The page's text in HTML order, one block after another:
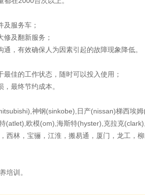
服务车；
及翻新服务；
，有效确保人为因素引起的故障现象降低。
佳的工作状态，随时可以投入使用；
最终节约成本。
神钢(sinkobe),日产(nissan)梯西埃
(atlet),欧模(om),海斯特(hyster),克拉克
西林，宝骊，江淮，搬易通，厦门，龙工，
培训。